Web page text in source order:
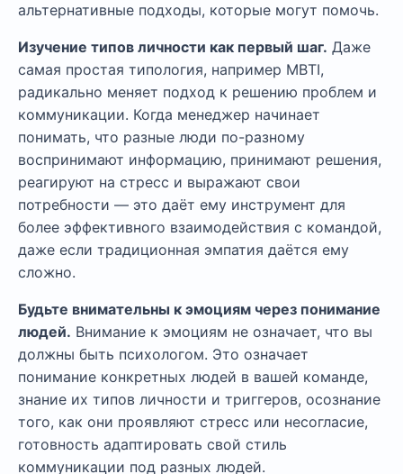
альтернативные подходы, которые могут помочь.
Изучение типов личности как первый шаг. Даже
самая простая типология, например MBTI,
радикально меняет подход к решению проблем и
коммуникации. Когда менеджер начинает
понимать, что разные люди по-разному
воспринимают информацию, принимают решения,
реагируют на стресс и выражают свои
потребности — это даёт ему инструмент для
более эффективного взаимодействия с командой,
даже если традиционная эмпатия даётся ему
сложно.
Будьте внимательны к эмоциям через понимание
людей. Внимание к эмоциям не означает, что вы
должны быть психологом. Это означает
понимание конкретных людей в вашей команде,
знание их типов личности и триггеров, осознание
того, как они проявляют стресс или несогласие,
готовность адаптировать свой стиль
коммуникации под разных людей.